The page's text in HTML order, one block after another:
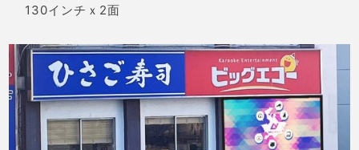
130インチｘ2面